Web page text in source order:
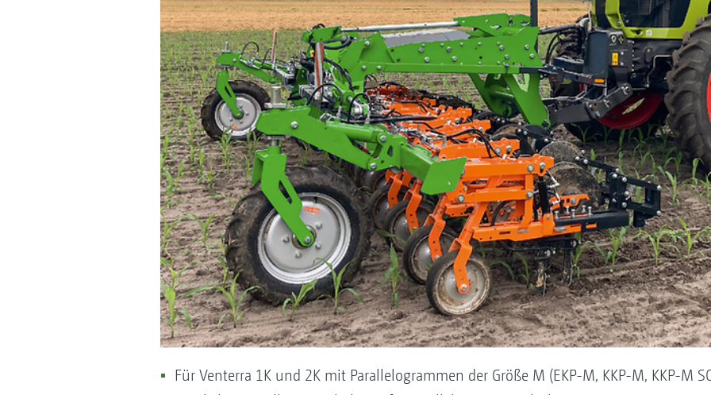
Für Venterra 1K und 2K mit Parallelogrammen der Größe M (EKP-M, KKP-M, KKP-M